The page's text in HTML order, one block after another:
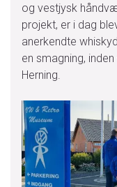
og vestjysk
projekt, er i dag
anerkendte
en smagning,
Herning.